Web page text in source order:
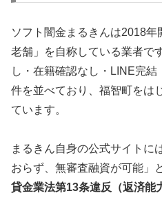
ソフト闇金まるきんは2018
老舗」を自称している業者で
し・在籍確認なし・LINE完
件を並べており、福智町をは
ています。
まるきん自身の公式サイトに
おらず、無審査融資が可能」
貸金業法第13条違反（返済能